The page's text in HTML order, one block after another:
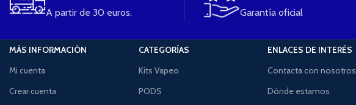
A partir de 30 euros. Garantía oficial
MÁS INFORMACIÓN
Mi cuenta
Crear cuenta
CATEGORÍAS
Kits Vapeo
PODS
ENLACES DE INTERÉS
Contacta con nosotros
Dónde estamos